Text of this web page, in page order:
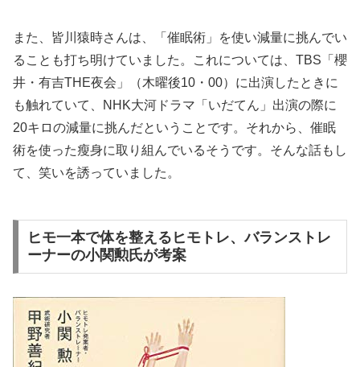
また、皆川猿時さんは、「催眠術」を使い減量に挑んでい
ることも打ち明けていました。これについては、TBS「櫻
井・有吉THE夜会」（木曜後10・00）に出演したときに
も触れていて、NHK大河ドラマ「いだてん」出演の際に
20キロの減量に挑んだということです。それから、催眠
術を使った瘦身に取り組んでいるそうです。そんな話もし
て、笑いを誘っていました。
ヒモ一本で体を整えるヒモトレ、バランストレ
ーナーの小関勲氏が考案